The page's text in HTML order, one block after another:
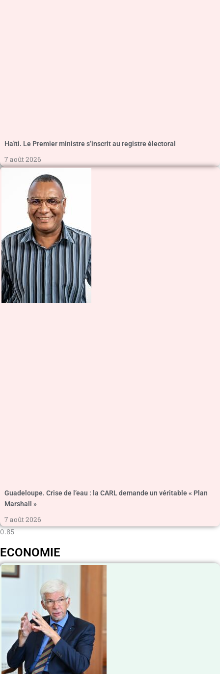
Haïti. Le Premier ministre s’inscrit au registre électoral
7 août 2026
Guadeloupe. Crise de l’eau : la CARL demande un véritable « Plan
Marshall »
7 août 2026
ECONOMIE